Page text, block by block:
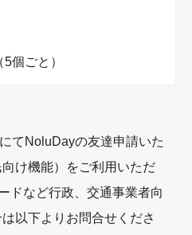
個ごと）
てNoluDayの友達申請いた
け機能）をご利用いただ
など行政、交通事業者向
以下よりお問合せくださ